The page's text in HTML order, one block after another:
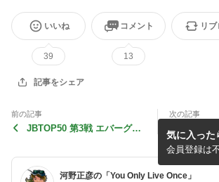
いいね
39
コメント
13
リ
記事をシェア
前の記事
JBTOP50 第3戦 エバーグリ
次の記事
チャプター
アイテム
河野正彦の「You Only Live Once」
気に入った
会員登録は